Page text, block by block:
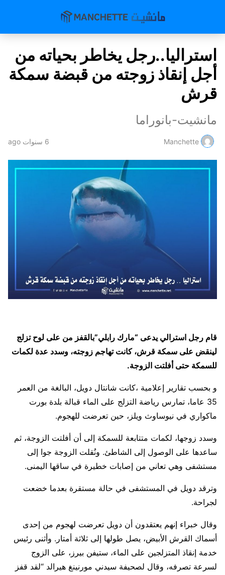
استراليا..رجل يخاطر بحياته من
أجل إنقاذ زوجته من قبضة سمكة
قرش
مانشيت-بانوراما
Manchette 6 سنوات ago
قام رجل استرالي يدعى “مارك رابلي”بالقفز من على لوح تزلج
لينقض على سمكة قرش، كانت تهاجم زوجته، وسدد عدة لكمات
للسمكة حتى أفلتت الزوجة.
و بحسب تقارير إعلامية ،كانت شانتال دويل، البالغة من العمر
35 عاما، تمارس رياضة التزلج على الماء قبالة بلدة بورت
ماكواري في نيوساوث ويلز، حين تعرضت للهجوم.
وسدد زوجها، لكمات متتابعة للسمكة إلى أن أفلتت الزوجة، ثم
ساعدها على الوصول إلى الشاطئ. ونُقلت الزوجة جوا إلى
مستشفى وهي تعاني من إصابات خطيرة في ساقها اليمنى.
وترقد دويل في المستشفى في حالة مستقرة بعدما خضعت
لجراحة.
وقال خبراء إنهم يعتقدون أن دويل تعرضت لهجوم من إحدى
أسماك القرش الأبيض، يصل طولها إلى ثلاثة أمتار. وأثنى رئيس
خدمة إنقاذ المتزلجين على الماء، ستيفن بيرز، على الزوج
لسرعة تصرفه، وقال لصحيفة سيدني مورنينغ هيرالد “لقد قفز